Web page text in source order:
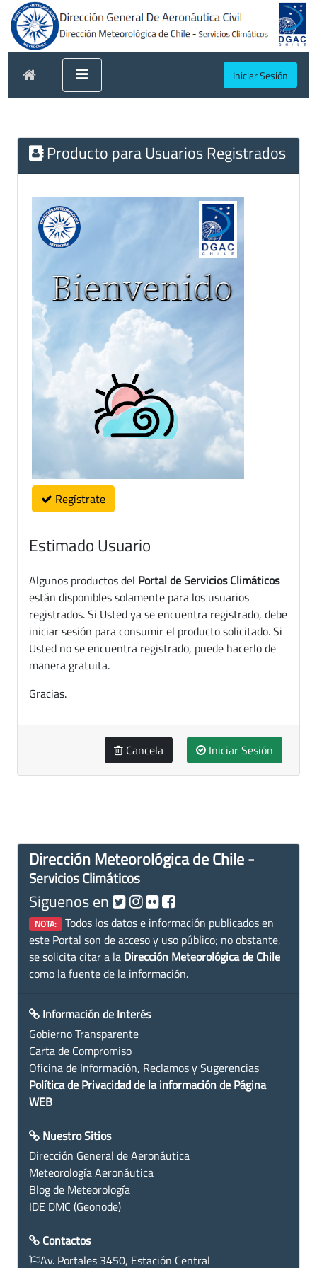
Iniciar Sesión
Producto para Usuarios Registrados
Regístrate
Estimado Usuario
Algunos productos del Portal de Servicios Climáticos
están disponibles solamente para los usuarios
registrados. Si Usted ya se encuentra registrado, debe
iniciar sesión para consumir el producto solicitado. Si
Usted no se encuentra registrado, puede hacerlo de
manera gratuita.
Gracias.
Cancela Iniciar Sesión
Dirección Meteorológica de Chile -
Servicios Climáticos
Siguenos en
NOTA: Todos los datos e información publicados en
este Portal son de acceso y uso público; no obstante,
se solicita citar a la Dirección Meteorológica de Chile
como la fuente de la información.
Información de Interés
Gobierno Transparente
Carta de Compromiso
Oficina de Información, Reclamos y Sugerencias
Política de Privacidad de la información de Página
WEB
Nuestro Sitios
Dirección General de Aeronáutica
Meteorología Aeronáutica
Blog de Meteorología
IDE DMC (Geonode)
Contactos
Av. Portales 3450, Estación Central